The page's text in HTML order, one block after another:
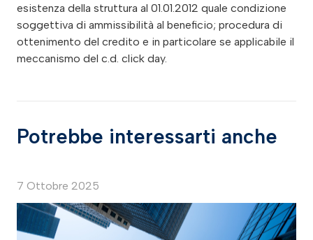
esistenza della struttura al 01.01.2012 quale condizione
soggettiva di ammissibilità al beneficio; procedura di
ottenimento del credito e in particolare se applicabile il
meccanismo del c.d. click day.
Potrebbe interessarti anche
7 Ottobre 2025